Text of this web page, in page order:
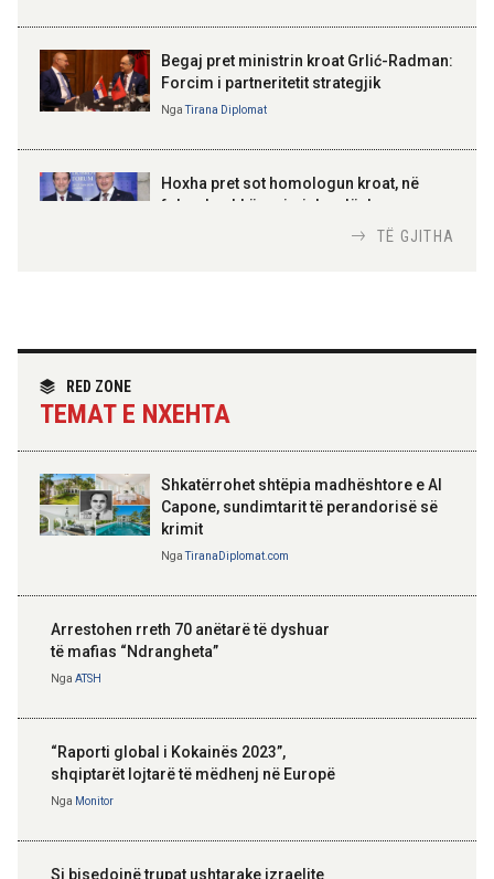
Kosovë!
100-vjetori i themelimit të
Urdhrit të Skënderbeut
Begaj pret ministrin kroat Grlić-Radman:
Forcim i partneritetit strategjik
NgaTirana Diplomat
Hoxha pret sot homologun kroat, në
fokus bashkëpunimi dypalësh
partneritetit strategjik
TË GJITHA
RED ZONE
TEMAT E NXEHTA
Shkatërrohet shtëpia madhështore e Al
Capone, sundimtarit të perandorisë së
krimit
NgaTiranaDiplomat.com
Arrestohen rreth 70 anëtarë të dyshuar
të mafias “Ndrangheta”
Nga ATSH
“Raporti global i Kokainës 2023”,
shqiptarët lojtarë të mëdhenj në Europë
Nga Monitor
Si bisedojnë trupat ushtarake izraelite